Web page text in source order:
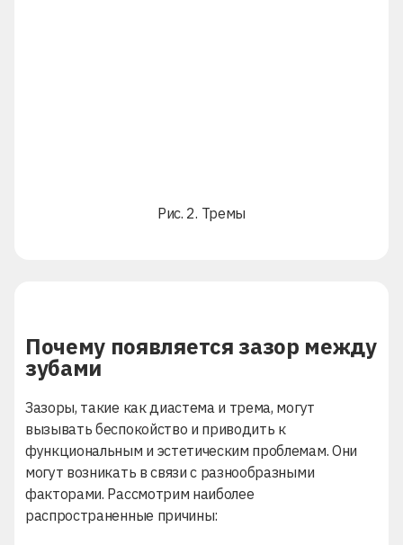
Рис. 2. Тремы
Почему появляется зазор между
зубами
Зазоры, такие как диастема и трема, могут
вызывать беспокойство и приводить к
функциональным и эстетическим проблемам. Они
могут возникать в связи с разнообразными
факторами. Рассмотрим наиболее
распространенные причины: